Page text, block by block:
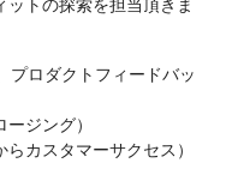
トの探索を担当頂きま
プロダクトフィードバッ
ジング）
カスタマーサクセス）